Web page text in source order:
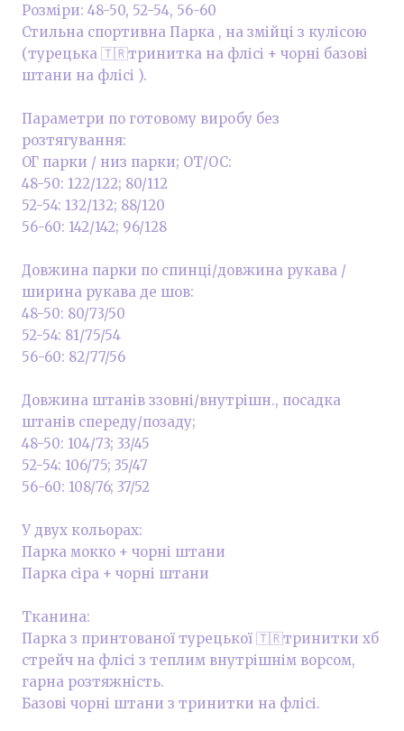
Розміри: 48-50, 52-54, 56-60
Стильна спортивна Парка , на змійці з кулісою
(турецька 🇹🇷тринитка на флісі + чорні базові
штани на флісі ).
Параметри по готовому виробу без
розтягування:
ОГ парки / низ парки; ОТ/ОС:
48-50: 122/122; 80/112
52-54: 132/132; 88/120
56-60: 142/142; 96/128
Довжина парки по спинці/довжина рукава /
ширина рукава де шов:
48-50: 80/73/50
52-54: 81/75/54
56-60: 82/77/56
Довжина штанів ззовні/внутрішн., посадка
штанів спереду/позаду;
48-50: 104/73; 33/45
52-54: 106/75; 35/47
56-60: 108/76; 37/52
У двух кольорах:
Парка мокко + чорні штани
Парка сіра + чорні штани
Тканина:
Парка з принтованої турецької 🇹🇷тринитки хб
стрейч на флісі з теплим внутрішнім ворсом,
гарна розтяжність.
Базові чорні штани з тринитки на флісі.